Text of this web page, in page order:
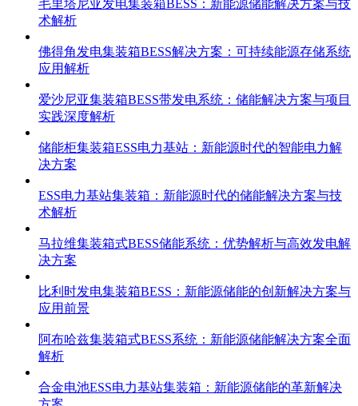
毛里塔尼亚发电集装箱BESS：新能源储能解决方案与技
术解析
佛得角发电集装箱BESS解决方案：可持续能源存储系统
应用解析
爱沙尼亚集装箱BESS带发电系统：储能解决方案与项目
实践深度解析
储能柜集装箱ESS电力基站：新能源时代的智能电力解
决方案
ESS电力基站集装箱：新能源时代的储能解决方案与技
术解析
马拉维集装箱式BESS储能系统：优势解析与高效发电解
决方案
比利时发电集装箱BESS：新能源储能的创新解决方案与
应用前景
阿布哈兹集装箱式BESS系统：新能源储能解决方案全面
解析
合金电池ESS电力基站集装箱：新能源储能的革新解决